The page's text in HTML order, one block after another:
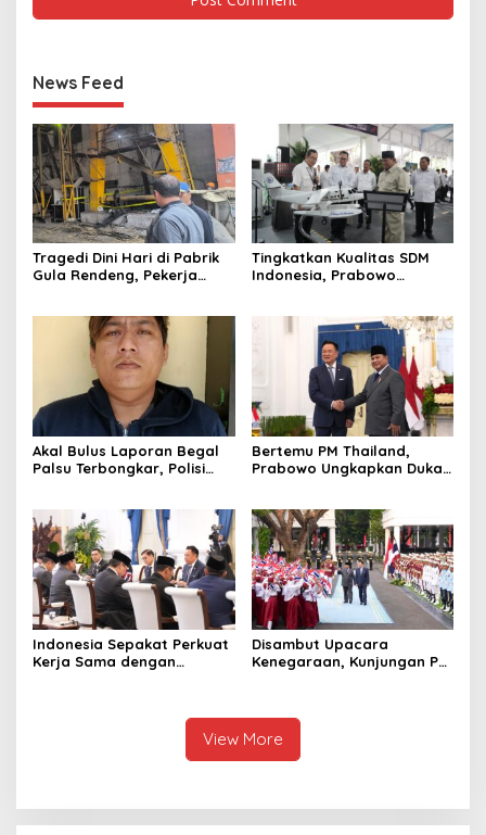
News Feed
Tragedi Dini Hari di Pabrik
Gula Rendeng, Pekerja
Tingkatkan Kualitas SDM
Indonesia, Prabowo
Terbaik Dunia
Akal Bulus Laporan Begal
Palsu Terbongkar, Polisi
Bertemu PM Thailand,
Prabowo Ungkapkan Duka
Raja Thailand
Indonesia Sepakat Perkuat
Kerja Sama dengan
Disambut Upacara
Kenegaraan, Kunjungan PM
View More